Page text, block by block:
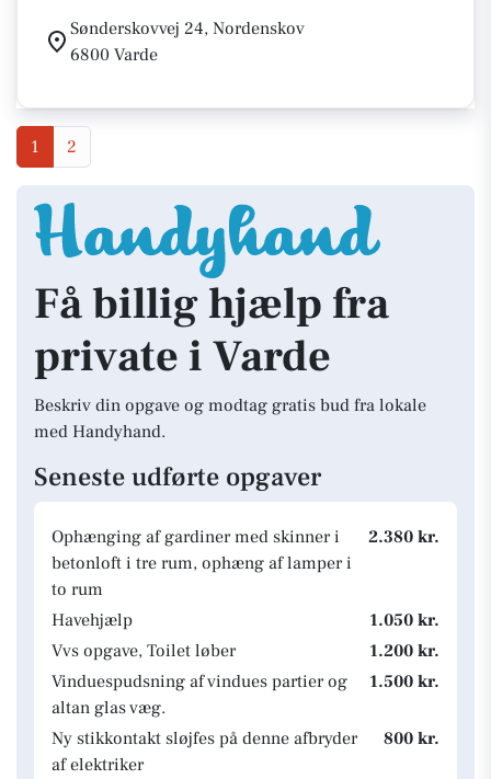
Sønderskovvej 24, Nordenskov
6800 Varde
1 2
Få billig hjælp fra
private i Varde
Beskriv din opgave og modtag gratis bud fra lokale
med Handyhand.
Seneste udførte opgaver
Ophænging af gardiner med skinner i
betonloft i tre rum, ophæng af lamper i
to rum
2.380 kr.
Havehjælp
1.050 kr.
Vvs opgave, Toilet løber
1.200 kr.
Vinduespudsning af vindues partier og
altan glas væg.
1.500 kr.
Ny stikkontakt sløjfes på denne afbryder
af elektriker
800 kr.